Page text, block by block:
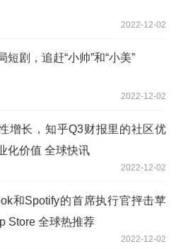
2022-12-02
短剧，追赶“小帅”和“小美”
2022-12-02
增长，知乎Q3财报里的社区优
化价值 全球快讯
2022-12-02
和Spotify的首席执行官抨击苹
Store 全球热推荐
2022-12-02